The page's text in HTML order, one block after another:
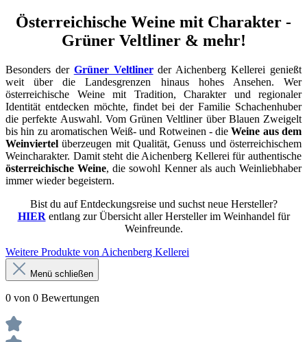
Österreichische Weine mit Charakter -
Grüner Veltliner & mehr!
Besonders der Grüner Veltlinerder Aichenberg Kellerei genießt
weit über die Landesgrenzen hinaus hohes Ansehen. Wer
österreichische Weine mit Tradition, Charakter und regionaler
Identität entdecken möchte, findet bei der Familie Schachenhuber
die perfekte Auswahl. Vom Grünen Veltliner über Blauen Zweigelt
bis hin zu aromatischen Weiß- und Rotweinen - dieWeine aus dem
Weinviertel überzeugen mit Qualität, Genuss und österreichischem
Weincharakter. Damit steht die Aichenberg Kellerei für authentische
österreichische Weine, die sowohl Kenner als auch Weinliebhaber
immer wieder begeistern.
Bist du auf Entdeckungsreise und suchst neue Hersteller?
HIER entlang zur Übersicht aller Hersteller im Weinhandel für
Weinfreunde.
Weitere Produkte von Aichenberg Kellerei
Menü schließen
0 von 0 Bewertungen